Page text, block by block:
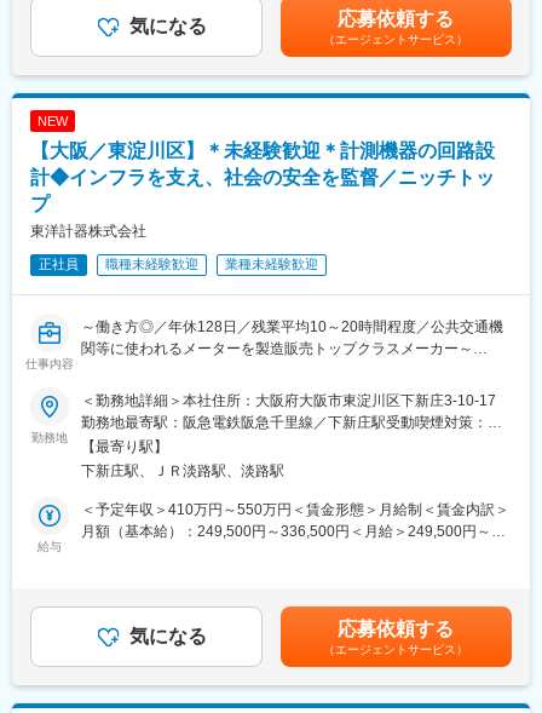
験を積むことが可能です。
（2）地域限定社員＆抜群の就業環境
地域限定社員の為、原則、転宅を伴う転勤はありません。年間休
遠方からのご応募も歓迎します。面接はWeb対応していますの
で、来社せずに選考に進んでいただけます。また、転居費用は最
大10万円まで支給します
変更の範囲：本文参照
計・製作）にも取り組んでいただくなど、ものづくりに関わる幅
広い業務に携わっていただきます。また、ご経験に応じてマネジ
■会社の魅力
ことがありますが、当社製品は耐久性／振動に強いため、重電／
船舶／車両など様々な分野で使用されております。
年2回（昨年実績3.5ヶ月分）賃金はあくまでも目安の金額であ
り、選考を通じて上下する可能性があります。月給(月額)は固定手
当を含めた表記です。
気になる 応募依頼する
（エージェントサービス）
NEW
【大阪／東淀川区】＊未経験歓迎＊計測機器の回路設
計◆インフラを支え、社会の安全を監督／ニッチトッ
プ
東洋計器株式会社
正社員 職種未経験歓迎 業種未経験歓迎
仕事内容
～働き方◎／年休128日／残業平均10～20時間程度／公共交通機
関等に使われるメーターを製造販売トップクラスメーカー～
★こんな方にオススメ★
◎一貫したものづくりに携わりたい方（設計～評価～量産化など
幅広い業務経験が積めます）
◎自ら積極的に様々な業務にチャレンジしたい方、ご自身のスキ
ルを高めていきたい方
◎プライベートと両立がしたい方（年休128日・平均残業10～20
時間程度）
器の設計業務をご担当いただきます。
勤務地
＜勤務地詳細＞本社住所：大阪府大阪市東淀川区下新庄3-10-17
勤務地最寄駅：阪急電鉄阪急千里線／下新庄駅受動喫煙対策：敷
地内全面禁煙変更の範囲：会社の定める事業所
【最寄り駅】
下新庄駅、ＪＲ淡路駅、淡路駅
給与
＜予定年収＞410万円～550万円＜賃金形態＞月給制＜賃金内訳＞
月額（基本給）：249,500円～336,500円＜月給＞249,500円～
年収】・35歳：約517万円・リーダー昇進時：約576万円＊10時
間残業想定の残業代含む【賞与】・年2回（昨年実績3.5ヶ月分）
賃金はあくまでも目安の金額であり、選考を通じて上下する可能
性があります。月給(月額)は固定手当を含めた表記です。
気になる 応募依頼する
（エージェントサービス）